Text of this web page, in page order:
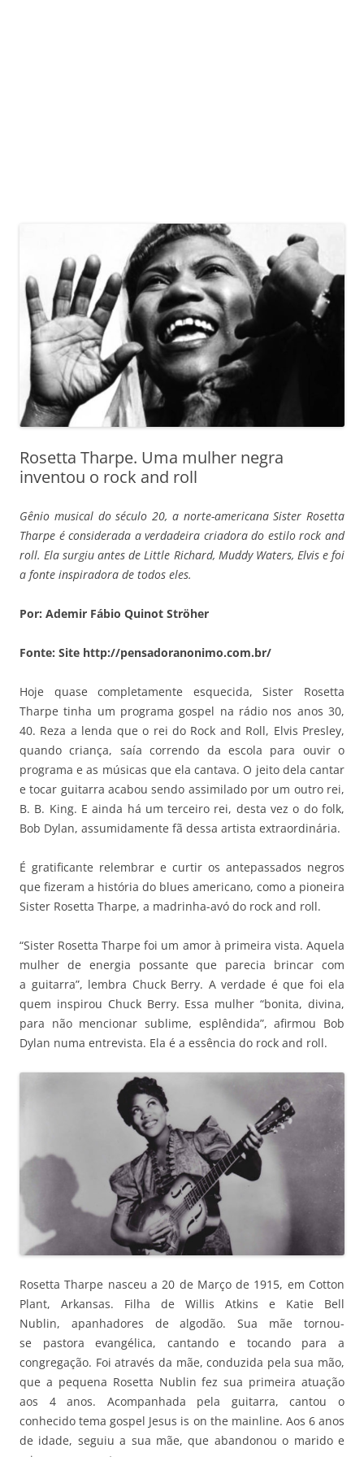
Rosetta Tharpe. Uma mulher negra
inventou o rock and roll
Gênio musical do século 20, a norte-americana Sister Rosetta
Tharpe é considerada a verdadeira criadora do estilo rock and
roll. Ela surgiu antes de Little Richard, Muddy Waters, Elvis e foi
a fonte inspiradora de todos eles.
Por: Ademir Fábio Quinot Ströher
Fonte: Site http://pensadoranonimo.com.br/
Hoje quase completamente esquecida, Sister Rosetta
Tharpe tinha um programa gospel na rádio nos anos 30,
40. Reza a lenda que o rei do Rock and Roll, Elvis Presley,
quando criança, saía correndo da escola para ouvir o
programa e as músicas que ela cantava. O jeito dela cantar
e tocar guitarra acabou sendo assimilado por um outro rei,
B. B. King. E ainda há um terceiro rei, desta vez o do folk,
Bob Dylan, assumidamente fã dessa artista extraordinária.
É gratificante relembrar e curtir os antepassados negros
que fizeram a história do blues americano, como a pioneira
Sister Rosetta Tharpe, a madrinha-avó do rock and roll.
“Sister Rosetta Tharpe foi um amor à primeira vista. Aquela
mulher de energia possante que parecia brincar com
a guitarra”, lembra Chuck Berry. A verdade é que foi ela
quem inspirou Chuck Berry. Essa mulher “bonita, divina,
para não mencionar sublime, esplêndida”, afirmou Bob
Dylan numa entrevista. Ela é a essência do rock and roll.
Rosetta Tharpe nasceu a 20 de Março de 1915, em Cotton
Plant, Arkansas. Filha de Willis Atkins e Katie Bell
Nublin, apanhadores de algodão. Sua mãe tornou-
se pastora evangélica, cantando e tocando para a
congregação. Foi através da mãe, conduzida pela sua mão,
que a pequena Rosetta Nublin fez sua primeira atuação
aos 4 anos. Acompanhada pela guitarra, cantou o
conhecido tema gospel Jesus is on the mainline. Aos 6 anos
de idade, seguiu a sua mãe, que abandonou o marido e